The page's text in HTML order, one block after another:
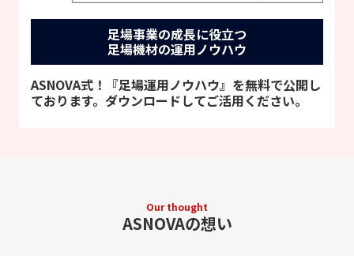
足場事業の成長に役立つ
足場機材の運用ノウハウ
ASNOVA式！『足場運用ノウハウ』を無料で公開し
ております。ダウンロードしてご活用ください。
Our thought
ASNOVAの想い